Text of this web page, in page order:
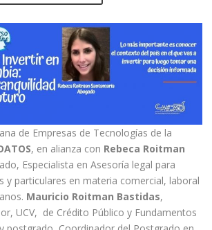
de Empresas de Tecnologías de la
, en alianza con Rebeca Roitman
Especialista en Asesoría legal para
y particulares en materia comercial, laboral
Mauricio Roitman Bastidas,
UCV, de Crédito Público y Fundamentos